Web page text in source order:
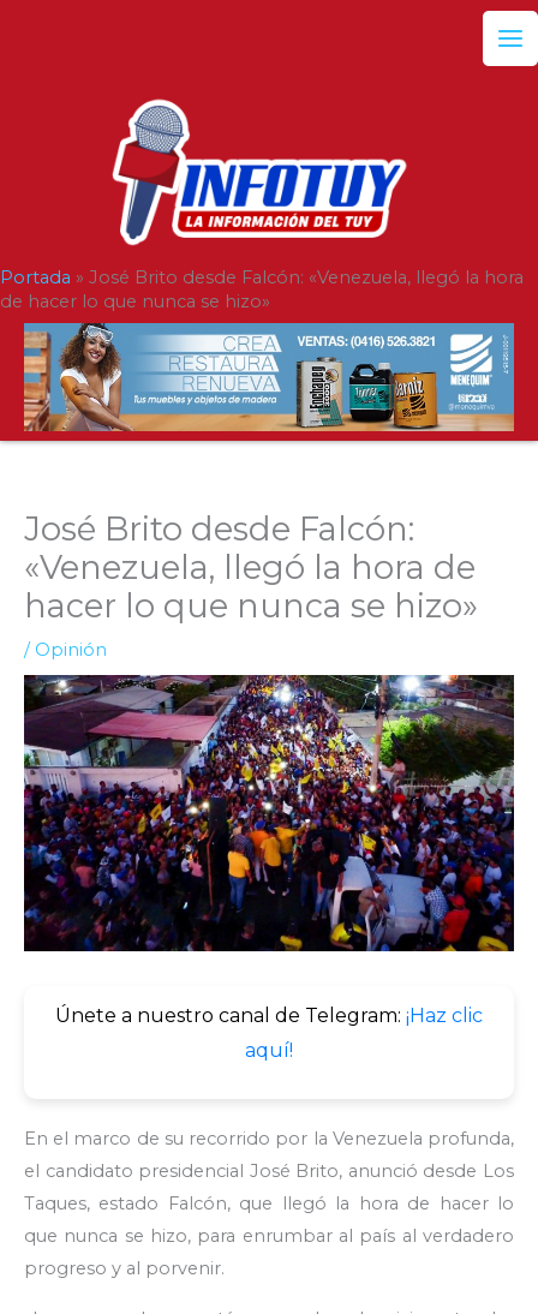
Portada » José Brito desde Falcón: «Venezuela, llegó la hora
de hacer lo que nunca se hizo»
José Brito desde Falcón:
«Venezuela, llegó la hora de
hacer lo que nunca se hizo»
/ Opinión
Únete a nuestro canal de Telegram: ¡Haz clic
aquí!
En el marco de su recorrido por la Venezuela profunda,
el candidato presidencial José Brito, anunció desde Los
Taques, estado Falcón, que llegó la hora de hacer lo
que nunca se hizo, para enrumbar al país al verdadero
progreso y al porvenir.